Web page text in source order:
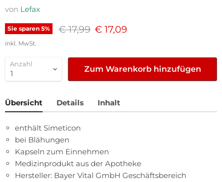
von Lefax
Sie sparen 5% Ursprünglicher Preis
€ 17,99 Aktueller Preis
€ 17,09
inkl. MwSt.
Anzahl
Zum Warenkorb hinzufügen
Übersicht Details Inhalt
enthält Simeticon
bei Blähungen
Kapseln zum Einnehmen
Medizinprodukt aus der Apotheke
Hersteller: Bayer Vital GmbH Geschäftsbereich